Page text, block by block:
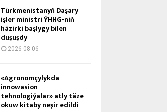
Türkmenistanyň Daşary
işler ministri ÝHHG-niň
häzirki başlygy bilen
duşuşdy
2026-08-06
«Agronomçylykda
innowasion
tehnologiýalar» atly täze
okuw kitaby neşir edildi